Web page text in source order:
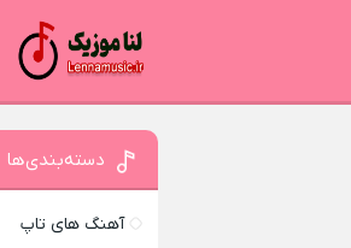
دسته‌بندی‌ها
آهنگ های تاپ